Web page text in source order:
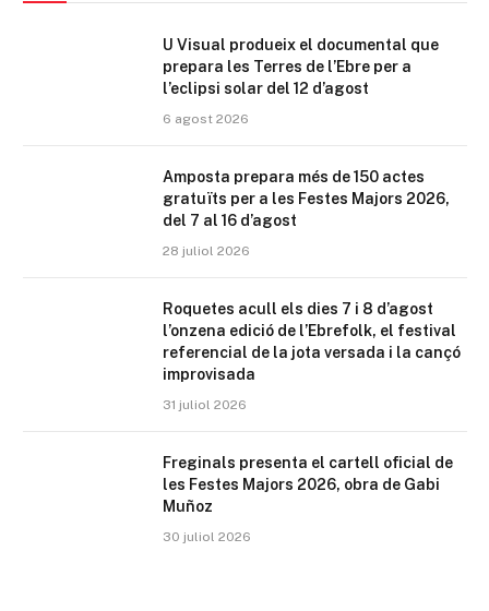
U Visual produeix el documental que
prepara les Terres de l’Ebre per a
l’eclipsi solar del 12 d’agost
6 agost 2026
Amposta prepara més de 150 actes
gratuïts per a les Festes Majors 2026,
del 7 al 16 d’agost
28 juliol 2026
Roquetes acull els dies 7 i 8 d’agost
l’onzena edició de l’Ebrefolk, el festival
referencial de la jota versada i la cançó
improvisada
31 juliol 2026
Freginals presenta el cartell oficial de
les Festes Majors 2026, obra de Gabi
Muñoz
30 juliol 2026